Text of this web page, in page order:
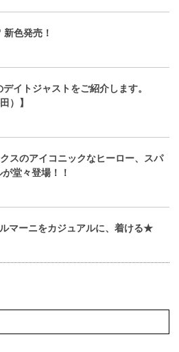
色発売！
イトジャストをご紹介します。
）】
スのアイコニックなヒーロー、スパ
堂々登場！！
マーニをカジュアルに、着ける★